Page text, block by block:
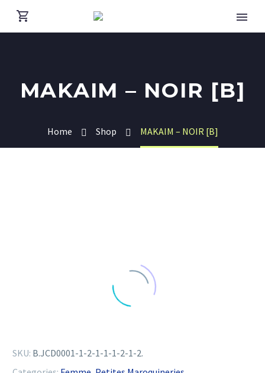
MAKAIM – NOIR [B]
Home Shop MAKAIM – NOIR [B]
SKU: B.JCD0001-1-2-1-1-1-2-1-2.